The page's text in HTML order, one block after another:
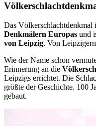
Das Völkerschlachtdenkmal
Denkmälern Europas und
von Leipzig. Von
Wie der Name schon
Erinnerung an die
Leipzigs errichtet. Die
größte der Geschichte. 100
gebaut.